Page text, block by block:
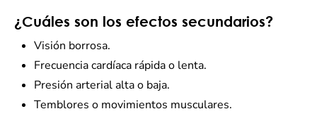
¿Cuáles son los efectos secundarios?
Visión borrosa.
Frecuencia cardíaca rápida o lenta.
Presión arterial alta o baja.
Temblores o movimientos musculares.